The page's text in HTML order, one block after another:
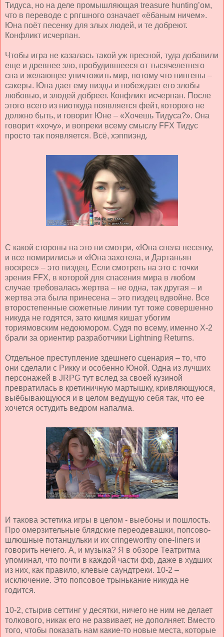
Тидуса, но на деле промышляющая treasure hunting’ом,
что в переводе с рпгшного означает «ёбаным ничем».
Юна поёт песенку для злых людей, и те добреют.
Конфликт исчерпан.
Чтобы игра не казалась такой уж пресной, туда добавили
еще и древнее зло, пробудившееся от тысячелетнего
сна и желающее уничтожить мир, потому что нингены –
сакеры. Юна дает ему пизды и побеждает его злобы
любовью, и злодей добреет. Конфликт исчерпан. После
этого всего из ниоткуда появляется фейт, которого не
должно быть, и говорит Юне – «Хочешь Тидуса?». Она
говорит «хочу», и вопреки всему смыслу FFX Тидус
просто так появляется. Всё, хэппиэнд.
С какой стороны на это ни смотри, «Юна спела песенку,
и все помирились» и «Юна захотела, и Дартаньян
воскрес» – это пиздец. Если смотреть на это с точки
зрения FFX, в которой для спасения мира в любом
случае требовалась жертва – не одна, так другая – и
жертва эта была принесена – это пиздец вдвойне. Все
второстепенные сюжетные линии тут тоже совершенно
никуда не годятся, зато кишмя кишат убогим
ториямовским недоюмором. Судя по всему, именно Х-2
брали за ориентир разработчики Lightning Returns.
Отдельное преступление здешнего сценария – то, что
они сделали с Рикку и особенно Юной. Одна из лучших
персонажей в JRPG тут вслед за своей кузиной
превратилась в кретиничную мартышку, кривляющуюся,
выёбывающуюся и в целом ведущую себя так, что ее
хочется остудить ведром напалма.
И такова эстетика игры в целом - выебоны и пошлость.
Про омерзительные блядские переодевашки, попсово-
шлюшные потанцульки и их cringeworthy one-liners и
говорить нечего. А, и музыка? Я в обзоре Театритма
упоминал, что почти в каждой части фф, даже в худших
из них, как правило, клевые саундтреки. 10-2 –
исключение. Это попсовое трынькание никуда не
годится.
10-2, стырив сеттинг у десятки, ничего не ним не делает
толкового, никак его не развивает, не дополняет. Вместо
того, чтобы показать нам какие-то новые места, которые